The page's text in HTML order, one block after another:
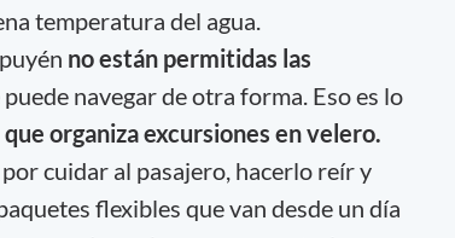
temperatura del agua.
no están permitidas las
puede navegar de otra forma. Eso es lo
organiza excursiones en velero.
cuidar al pasajero, hacerlo reír y
flexibles que van desde un día